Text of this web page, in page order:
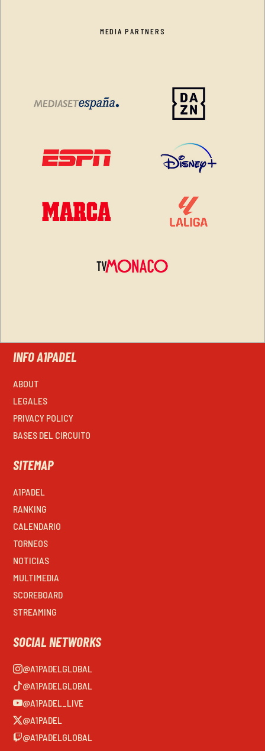
MEDIA PARTNERS
INFO A1PADEL
ABOUT
LEGALES
PRIVACY POLICY
BASES DEL CIRCUITO
SITEMAP
A1PADEL
RANKING
CALENDARIO
TORNEOS
NOTICIAS
MULTIMEDIA
SCOREBOARD
STREAMING
SOCIAL NETWORKS
@A1PADELGLOBAL
@A1PADELGLOBAL
@A1PADEL_LIVE
@A1PADEL
@A1PADELGLOBAL